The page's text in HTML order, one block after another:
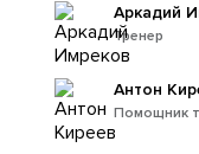
Тренер
Аркадий
Помощник
Антон